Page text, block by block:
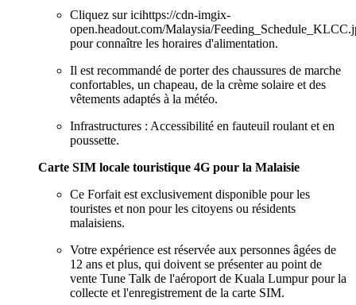
Cliquez sur icihttps://cdn-imgix-
open.headout.com/Malaysia/
pour connaître les horaires d'alimentation.
Il est recommandé de porter des chaussures de marche
confortables, un chapeau, de la crème solaire et des
vêtements adaptés à la météo.
Infrastructures : Accessibilité en fauteuil roulant et en
poussette.
Carte SIM locale touristique 4G pour la Malaisie
Ce Forfait est exclusivement disponible pour les
touristes et non pour les citoyens ou résidents
malaisiens.
Votre expérience est réservée aux personnes âgées de
12 ans et plus, qui doivent se présenter au point de
vente Tune Talk de l'aéroport de Kuala Lumpur pour la
collecte et l'enregistrement de la carte SIM.